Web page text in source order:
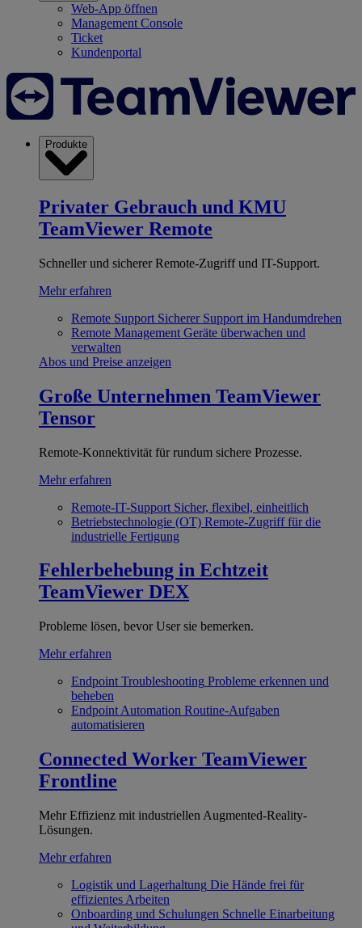
Web-App öffnen
Management Console
Ticket
Kundenportal
Produkte
Privater Gebrauch und KMU
TeamViewer Remote
Schneller und sicherer Remote-Zugriff und IT-Support.
Mehr erfahren
Remote Support Sicherer Support im Handumdrehen
Remote Management Geräte überwachen und
verwalten
Abos und Preise anzeigen
Große Unternehmen TeamViewer
Tensor
Remote-Konnektivität für rundum sichere Prozesse.
Mehr erfahren
Remote-IT-Support Sicher, flexibel, einheitlich
Betriebstechnologie (OT) Remote-Zugriff für die
industrielle Fertigung
Fehlerbehebung in Echtzeit
TeamViewer DEX
Probleme lösen, bevor User sie bemerken.
Mehr erfahren
Endpoint Troubleshooting Probleme erkennen und
beheben
Endpoint Automation Routine-Aufgaben
automatisieren
Connected Worker TeamViewer
Frontline
Mehr Effizienz mit industriellen Augmented-Reality-
Lösungen.
Mehr erfahren
Logistik und Lagerhaltung Die Hände frei für
effizientes Arbeiten
Onboarding und Schulungen Schnelle Einarbeitung